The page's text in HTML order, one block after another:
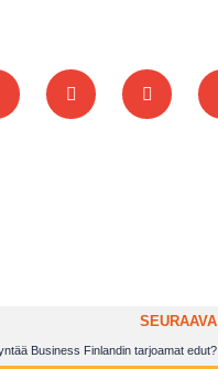
SEURAAVA
Business Finlandin tarjoamat edut?